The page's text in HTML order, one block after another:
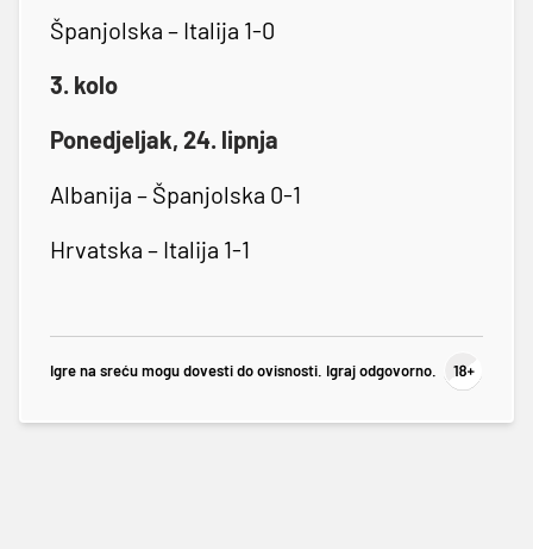
Španjolska – Italija 1-0
3. kolo
Ponedjeljak, 24. lipnja
Albanija – Španjolska 0-1
Hrvatska – Italija 1-1
Igre na sreću mogu dovesti do ovisnosti. Igraj odgovorno.